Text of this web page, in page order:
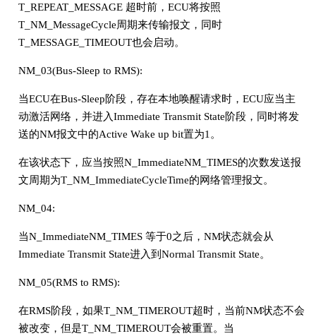
T_REPEAT_MESSAGE 超时前，ECU将按照
T_NM_MessageCycle周期来传输报文，同时
T_MESSAGE_TIMEOUT也会启动。
NM_03(Bus-Sleep to RMS):
当ECU在Bus-Sleep阶段，存在本地唤醒请求时，ECU应当主
动激活网络，并进入Immediate Transmit State阶段，同时将发
送的NM报文中的Active Wake up bit置为1。
在该状态下，应当按照N_ImmediateNM_TIMES的次数发送报
文周期为T_NM_ImmediateCycleTime的网络管理报文。
NM_04:
当N_ImmediateNM_TIMES 等于0之后，NM状态就会从
Immediate Transmit State进入到Normal Transmit State。
NM_05(RMS to RMS):
在RMS阶段，如果T_NM_TIMEROUT超时，当前NM状态不会
被改变，但是T_NM_TIMEROUT会被重置。当